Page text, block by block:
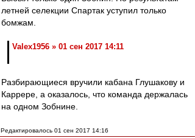
летней селекции Спартак уступил только
бомжам.
Valex1956 » 01 сен 2017 14:11
Разбирающиеся вручили кабана Глушакову и
Каррере, а оказалось, что команда держалась
на одном Зобнине.
Редактировалось 01 сен 2017 14:16